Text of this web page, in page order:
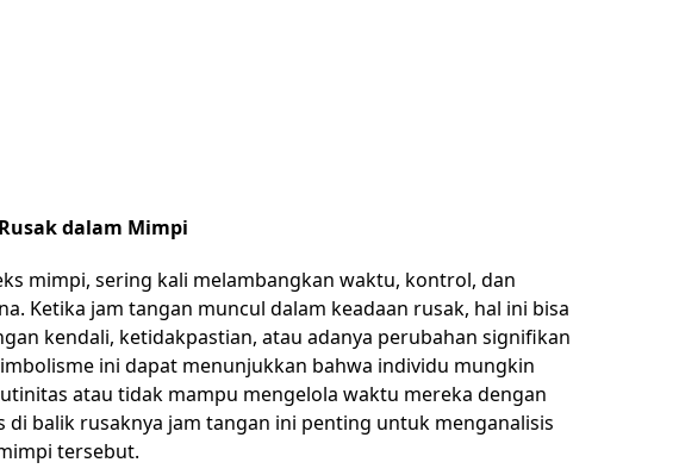
dalam Mimpi
mimpi, sering kali melambangkan waktu, kontrol, dan
Ketika jam tangan muncul dalam keadaan rusak, hal ini bisa
kendali, ketidakpastian, atau adanya perubahan signifikan
ini dapat menunjukkan bahwa individu mungkin
atau tidak mampu mengelola waktu mereka dengan
di balik rusaknya jam tangan ini penting untuk menganalisis
tersebut.